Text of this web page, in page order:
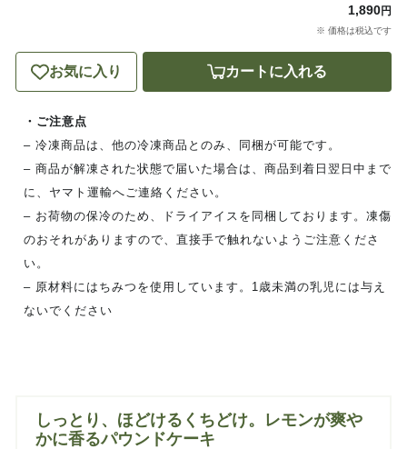
1,890円
※ 価格は税込です
お気に入り カートに入れる
・ご注意点
– 冷凍商品は、他の冷凍商品とのみ、同梱が可能です。
– 商品が解凍された状態で届いた場合は、商品到着日翌日中まで
に、ヤマト運輸へご連絡ください。
– お荷物の保冷のため、ドライアイスを同梱しております。凍傷
のおそれがありますので、直接手で触れないようご注意くださ
い。
– 原材料にはちみつを使用しています。1歳未満の乳児には与え
ないでください
しっとり、ほどけるくちどけ。レモンが爽や
かに香るパウンドケーキ